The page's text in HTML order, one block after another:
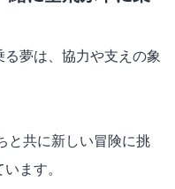
夢は、協力や支えの象
と共に新しい冒険に挑
ます。